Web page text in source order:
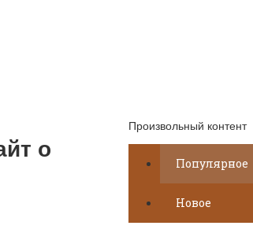
о
Произвольный контент
Популярное
Новое